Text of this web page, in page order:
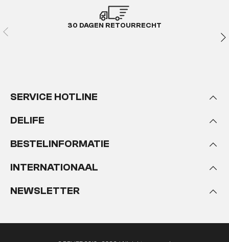
30 DAGEN RETOURRECHT
SERVICE HOTLINE
DELIFE
BESTELINFORMATIE
INTERNATIONAAL
NEWSLETTER